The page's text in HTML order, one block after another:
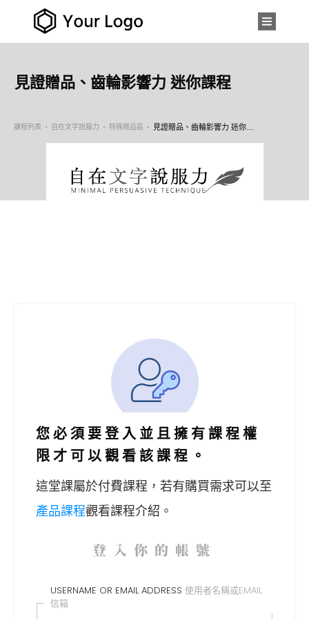
見證贈品、齒輪影響力 迷你課程
課程列表 自在文字說服力 特殊贈品區
您必須要登入並且擁有課程權
限才可以觀看該課程。
這堂課屬於付費課程， 若有購買需求可以至
產品課程觀看課程介紹。
登入你的帳號
USERNAME OR EMAIL ADDRESS 使用者名稱或EMAIL
信箱